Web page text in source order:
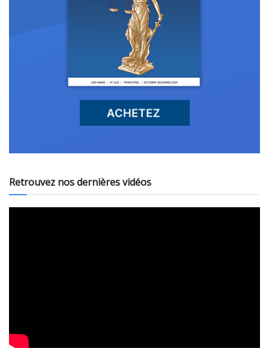
Retrouvez nos dernières vidéos